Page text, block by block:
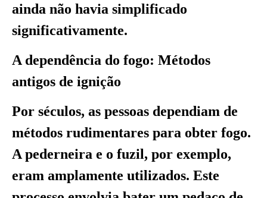
ainda não havia simplificado
significativamente.
A dependência do fogo: Métodos
antigos de ignição
Por séculos, as pessoas dependiam de
métodos rudimentares para obter fogo.
A pederneira e o fuzil, por exemplo,
eram amplamente utilizados. Este